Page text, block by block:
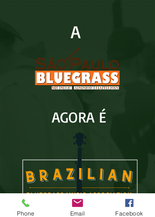
A
AGORA É
Phone Email Facebook